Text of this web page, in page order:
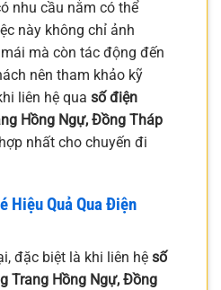
nhu cầu nằm có thể
này không chỉ ảnh
mà còn tác động đến
nên tham khảo kỹ
liên hệ qua số điện
Hồng Ngự, Đồng Tháp
nhất cho chuyến đi
Hiệu Quả Qua Điện
đặc biệt là khi liên hệ số
Trang Hồng Ngự, Đồng